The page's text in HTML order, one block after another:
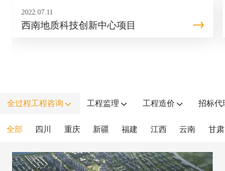
2022.07.11
西南地质科技创新中心项目
全过程工程咨询 工程监理 工程造价 招标代
全部 四川 重庆 新疆 福建 江西 云南 甘肃